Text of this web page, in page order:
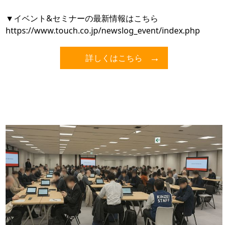
▼イベント&セミナーの最新情報はこちら
https://www.touch.co.jp/newslog_event/index.php
詳しくはこちら